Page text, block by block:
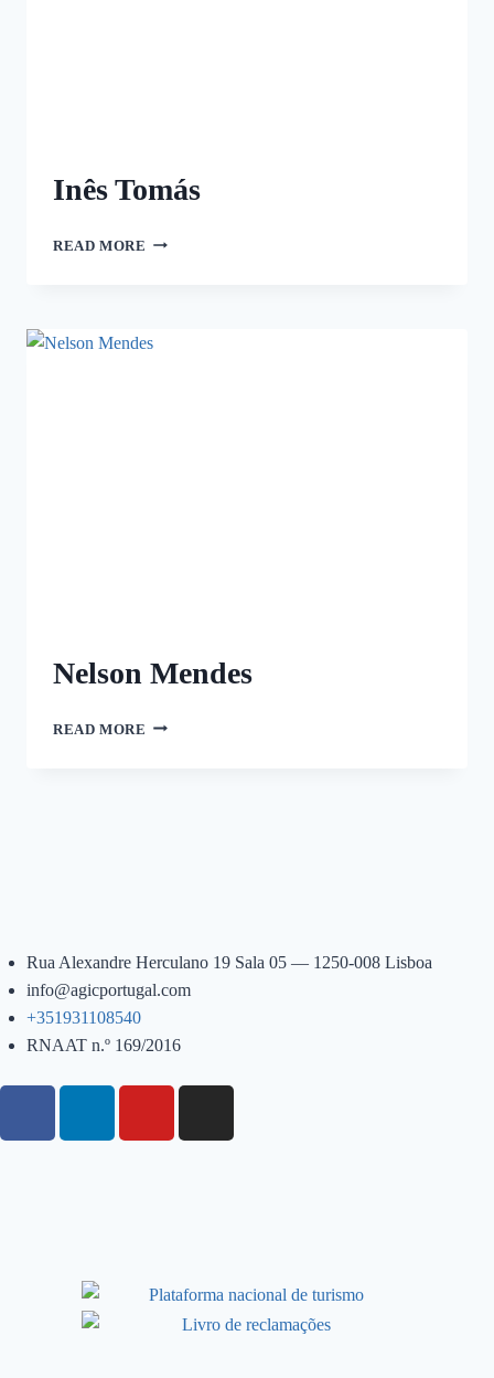
Inês Tomás
READ MORE
Nelson Mendes
READ MORE
Rua Alexandre Herculano 19 Sala 05 — 1250-008 Lisboa
info@agicportugal.com
+351931108540
RNAAT n.º 169/2016